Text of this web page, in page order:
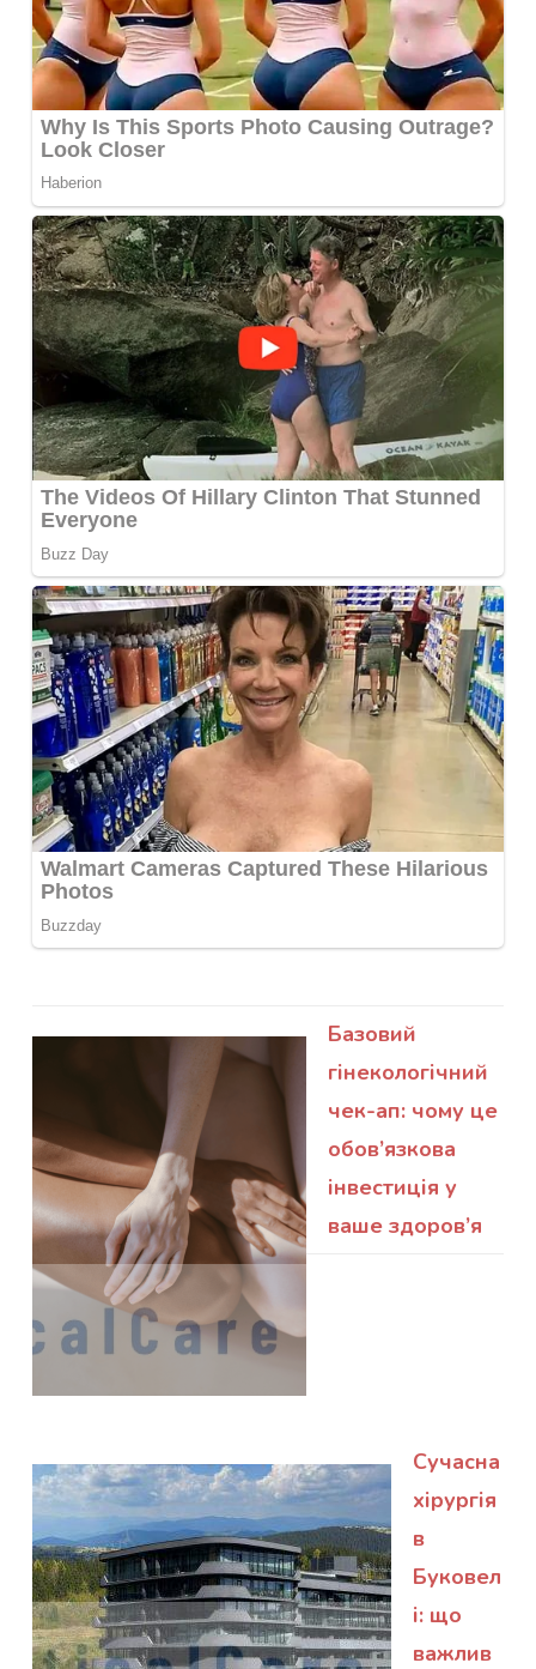
Базовий
гінекологічний
чек-ап: чому це
обов’язкова
інвестиція у
ваше здоров’я
Сучасна
хірургія
в
Буковел
і: що
важлив